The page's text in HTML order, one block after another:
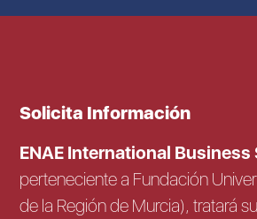
Solicita Información
ENAE International Business
perteneciente a Fundación
de la Región de Murcia), tratará